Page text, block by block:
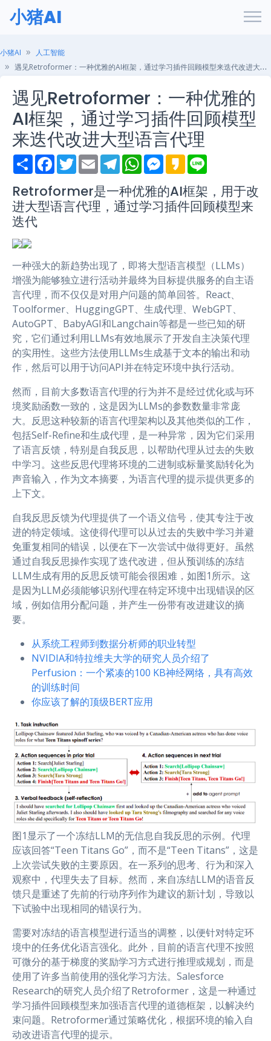
小猪AI
小猪AI
人工智能
遇见Retroformer：一种优雅的AI框架，通过学习插件回顾模型来迭代改进大型语言代理
遇见Retroformer：一种优雅的
AI框架，通过学习插件回顾模型
来迭代改进大型语言代理
S
h
r
e
F
a
e
b
o
T
w
t
t
e
E
m
i
l
T
e
e
g
r
W
h
t
s
A
M
e
s
e
n
K
a
a
o
Retroformer是一种优雅的AI框架，用于改
进大型语言代理，通过学习插件回顾模型来
迭代
一种强大的新趋势出现了，即将大型语言模型（LLMs）
增强为能够独立进行活动并最终为目标提供服务的自主语
言代理，而不仅仅是对用户问题的简单回答。React、
Toolformer、HuggingGPT、生成代理、WebGPT、
AutoGPT、BabyAGI和Langchain等都是一些已知的研
究，它们通过利用LLMs有效地展示了开发自主决策代理
的实用性。这些方法使用LLMs生成基于文本的输出和动
作，然后可以用于访问API并在特定环境中执行活动。
然而，目前大多数语言代理的行为并不是经过优化或与环
境奖励函数一致的，这是因为LLMs的参数数量非常庞
大。反思这种较新的语言代理架构以及其他类似的工作，
包括Self-Refine和生成代理，是一种异常，因为它们采用
了语言反馈，特别是自我反思，以帮助代理从过去的失败
中学习。这些反思代理将环境的二进制或标量奖励转化为
声音输入，作为文本摘要，为语言代理的提示提供更多的
上下文。
自我反思反馈为代理提供了一个语义信号，使其专注于改
进的特定领域。这使得代理可以从过去的失败中学习并避
免重复相同的错误，以便在下一次尝试中做得更好。虽然
通过自我反思操作实现了迭代改进，但从预训练的冻结
LLM生成有用的反思反馈可能会很困难，如图1所示。这
是因为LLM必须能够识别代理在特定环境中出现错误的区
域，例如信用分配问题，并产生一份带有改进建议的摘
要。
从系统工程师到数据分析师的职业转型
NVIDIA和特拉维夫大学的研究人员介绍了
Perfusion：一个紧凑的100 KB神经网络，具有高效
的训练时间
你应该了解的顶级BERT应用
图1显示了一个冻结LLM的无信息自我反思的示例。代理
应该回答“Teen Titans Go”，而不是“Teen Titans”，这是
上次尝试失败的主要原因。在一系列的思考、行为和深入
观察中，代理失去了目标。然而，来自冻结LLM的语音反
馈只是重述了先前的行动序列作为建议的新计划，导致以
下试验中出现相同的错误行为。
需要对冻结的语言模型进行适当的调整，以便针对特定环
境中的任务优化语言强化。此外，目前的语言代理不按照
可微分的基于梯度的奖励学习方式进行推理或规划，而是
使用了许多当前使用的强化学习方法。Salesforce
Research的研究人员介绍了Retroformer，这是一种通过
学习插件回顾模型来加强语言代理的道德框架，以解决约
束问题。Retroformer通过策略优化，根据环境的输入自
动改进语言代理的提示。